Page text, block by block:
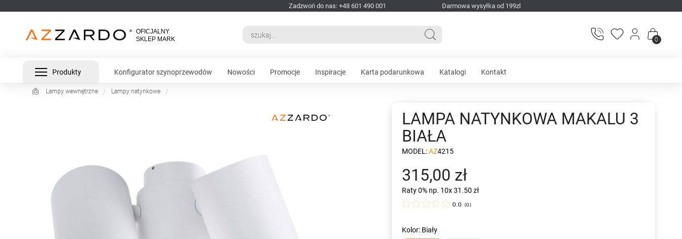
Zadzwoń do nas: +48 601 490 001 Darmowa wysyłka od 199zl
0
Produkty Konfigurator szynoprzewodów Nowości Promocje Inspiracje Karta podarunkowa Katalogi Kontakt
Lampy wewnętrzne Lampy natynkowe
LAMPA NATYNKOWA MAKALU 3
BIAŁA
MODEL:AZ4215
315,00 zł
Raty 0% np. 10x 31.50 zł
0.0 (0)
Kolor: Biały